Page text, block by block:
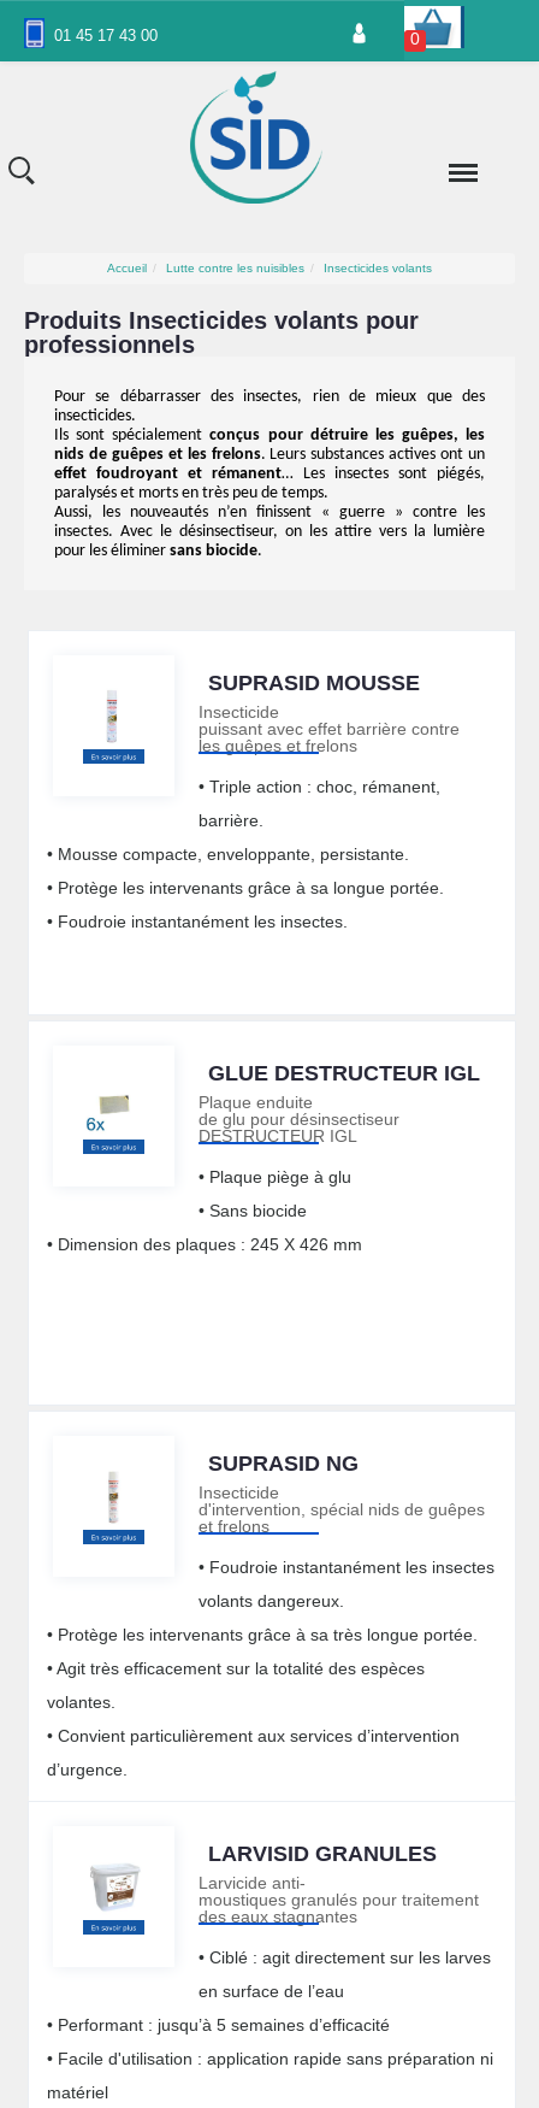
01 45 17 43 00 0
Accueil Lutte contre les nuisibles Insecticides volants
Produits Insecticides volants pour
professionnels
Pour se débarrasser des insectes, rien de mieux que des
insecticides.
Ils sont spécialement conçus pour détruire les guêpes, les
nids de guêpes et les frelons. Leurs substances actives ont un
effet foudroyant et rémanent… Les insectes sont piégés,
paralysés et morts en très peu de temps.
Aussi, les nouveautés n’en finissent « guerre » contre les
insectes. Avec le désinsectiseur, on les attire vers la lumière
pour les éliminer sans biocide.
SUPRASID MOUSSE
Insecticide
puissant avec effet barrière contre
les guêpes et frelons
• Triple action : choc, rémanent,
barrière.
• Mousse compacte, enveloppante, persistante.
• Protège les intervenants grâce à sa longue portée.
• Foudroie instantanément les insectes.
GLUE DESTRUCTEUR IGL
Plaque enduite
de glu pour désinsectiseur
DESTRUCTEUR IGL
• Plaque piège à glu
• Sans biocide
• Dimension des plaques : 245 X 426 mm
SUPRASID NG
Insecticide
d'intervention, spécial nids de guêpes
et frelons
• Foudroie instantanément les insectes
volants dangereux.
• Protège les intervenants grâce à sa très longue portée.
• Agit très efficacement sur la totalité des espèces
volantes.
• Convient particulièrement aux services d’intervention
d’urgence.
LARVISID GRANULES
Larvicide anti-
moustiques granulés pour traitement
des eaux stagnantes
• Ciblé : agit directement sur les larves
en surface de l’eau
• Performant : jusqu’à 5 semaines d’efficacité
• Facile d'utilisation : application rapide sans préparation ni
matériel